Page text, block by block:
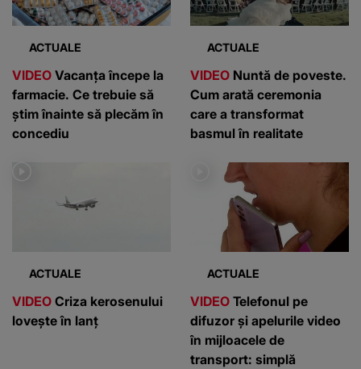
ACTUALE
VIDEO Vacanța începe la
farmacie. Ce trebuie să
știm înainte să plecăm în
concediu
ACTUALE
VIDEO Nuntă de poveste.
Cum arată ceremonia
care a transformat
basmul în realitate
ACTUALE
VIDEO Criza kerosenului
lovește în lanț
ACTUALE
VIDEO Telefonul pe
difuzor și apelurile video
în mijloacele de
transport: simplă